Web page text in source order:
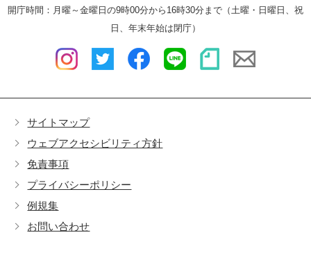
サイトマップ
ウェブアクセシビリティ方針
免責事項
プライバシーポリシー
例規集
お問い合わせ
開庁時間：月曜～金曜日の9時00分から16時30分まで（土曜・日曜日、祝
日、年末年始は閉庁）